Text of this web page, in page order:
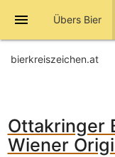
menu Übers Bier
bierkreiszeichen.at
Ottakringer
Wiener